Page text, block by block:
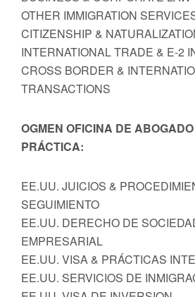
OTHER IMMIGRATION
CITIZENSHIP &
INTERNATIONAL TRADE & E-2
CROSS BORDER &
TRANSACTIONS
OGMEN OFICINA DE
PRÁCTICA:
EE.UU. JUICIOS &
SEGUIMIENTO
EE.UU. DERECHO DE
EMPRESARIAL
EE.UU. VISA & PRÁCTICAS
EE.UU. SERVICIOS DE